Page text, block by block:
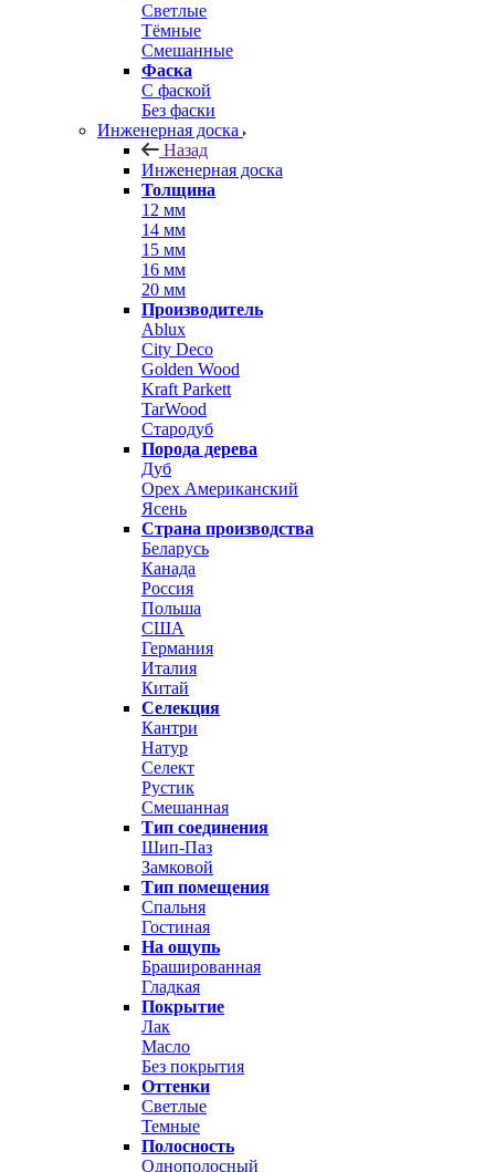
Светлые
Тёмные
Смешанные
Фаска
С фаской
Без фаски
Инженерная доска
Назад
Инженерная доска
Толщина
12 мм
14 мм
15 мм
16 мм
20 мм
Производитель
Ablux
City Deco
Golden Wood
Kraft Parkett
TarWood
Стародуб
Порода дерева
Дуб
Орех Американский
Ясень
Страна производства
Беларусь
Канада
Россия
Польша
США
Германия
Италия
Китай
Селекция
Кантри
Натур
Селект
Рустик
Смешанная
Тип соединения
Шип-Паз
Замковой
Тип помещения
Спальня
Гостиная
На ощупь
Брашированная
Гладкая
Покрытие
Лак
Масло
Без покрытия
Оттенки
Светлые
Темные
Полосность
Однополосный